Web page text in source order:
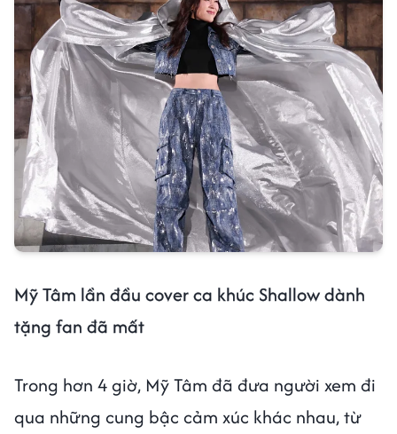
Mỹ Tâm lần đầu cover ca khúc Shallow dành
tặng fan đã mất
Trong hơn 4 giờ, Mỹ Tâm đã đưa người xem đi
qua những cung bậc cảm xúc khác nhau, từ